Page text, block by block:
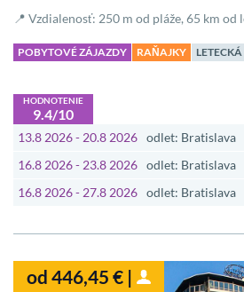
📍 Vzdialenosť: 250 m od pláže, 65 km od
POBYTOVÉ ZÁJAZDY RAŇAJKY LETECKÁ
HODNOTENIE
9.4/10
13.8 2026 - 20.8 2026 odlet: Bratislava
16.8 2026 - 23.8 2026 odlet: Bratislava
16.8 2026 - 27.8 2026 odlet: Bratislava
od 446,45 € |